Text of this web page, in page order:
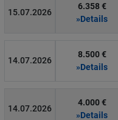
15.07.2026
6.358 €
»Details
14.07.2026
8.500 €
»Details
14.07.2026
4.000 €
»Details